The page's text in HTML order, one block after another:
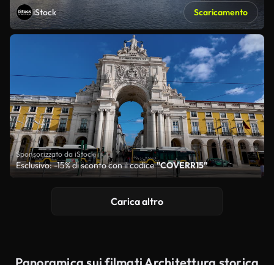
iStock Scaricamento
Sponsorizzato da iStock
Esclusivo: -15% di sconto con il codice"COVERR15"
Carica altro